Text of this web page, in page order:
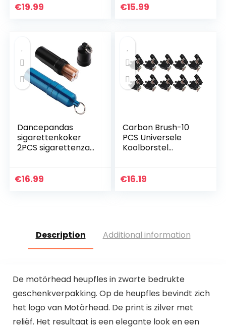
Nagelriemolie
€19.99
zeef, fijne zeef,
€15.99
Dancepandas
sigarettenkoker
2PCS sigarettenzak
sigarettenkoker
€16.99
Carbon Brush-10
PCS Universele
Koolborstel
4KW 5KW 7KW
€16.19
Description Additional information
De motörhead heupfles in zwarte bedrukte
geschenkverpakking. Op de heupfles bevindt zich
het logo van Motörhead. De print is zilver met
reliëf. Het resultaat is een elegante look en een